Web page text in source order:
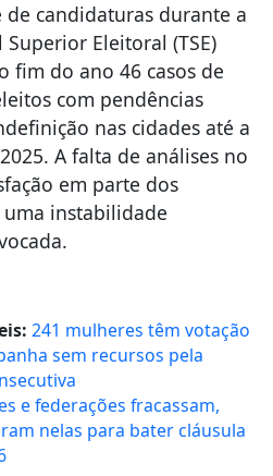
candidaturas durante a
Eleitoral (TSE)
fim do ano 46 casos de
com pendências
nas cidades até a
A falta de análises no
em parte dos
instabilidade
241 mulheres têm votação
sem recursos pela
e federações fracassam,
nelas para bater cláusula